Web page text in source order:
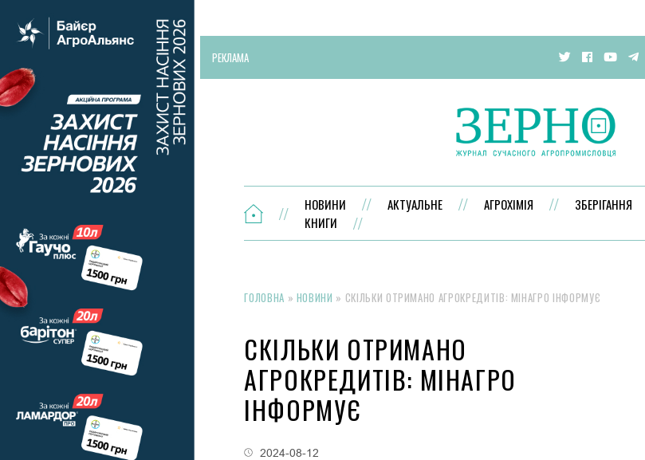
РЕКЛАМА
НОВИНИ АКТУАЛЬНЕ АГРОХІМІЯ ЗБЕРІГАННЯ
КНИГИ
ГОЛОВНА » НОВИНИ » СКІЛЬКИ ОТРИМАНО АГРОКРЕДИТІВ: МІНАГРО ІНФОРМУЄ
СКІЛЬКИ ОТРИМАНО
АГРОКРЕДИТІВ: МІНАГРО
ІНФОРМУЄ
2024-08-12